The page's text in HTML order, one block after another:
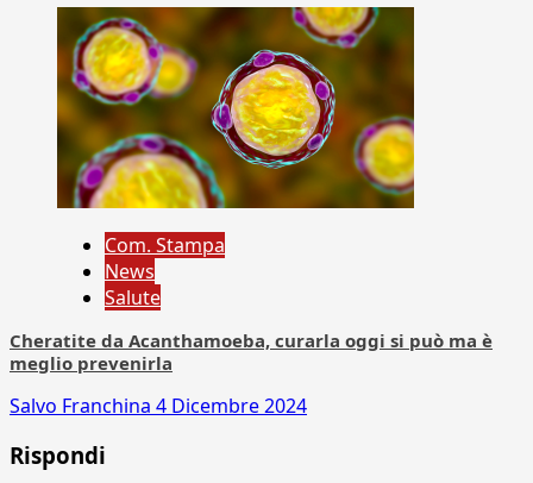
Com. Stampa
News
Salute
Cheratite da Acanthamoeba, curarla oggi si può ma è
meglio prevenirla
Salvo Franchina 4 Dicembre 2024
Rispondi